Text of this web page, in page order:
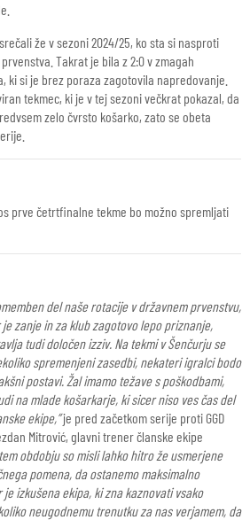
že v sezoni 2024/25, ko sta si nasproti
Takrat je bila z 2:0 v zmagah
ki si je brez poraza zagotovila napredovanje.
tekmec, ki je v tej sezoni večkrat pokazal, da
zelo čvrsto košarko, zato se obeta
prve četrtfinalne tekme bo možno spremljati
del naše rotacije v državnem prvenstvu,
zanje in za klub zagotovo lepo priznanje,
tudi določen izziv. Na tekmi v Šenčurju se
spremenjeni zasedbi, nekateri igralci bodo
postavi. Žal imamo težave s poškodbami,
na mlade košarkarje, ki sicer niso ves čas del
ekipe,”je pred začetkom serije proti GGD
Mitrović, glavni trener članske ekipe
tem obdobju so misli lahko hitro že usmerjene
pomena, da ostanemo maksimalno
izkušena ekipa, ki zna kaznovati vsako
neugodnemu trenutku za nas verjamem, da